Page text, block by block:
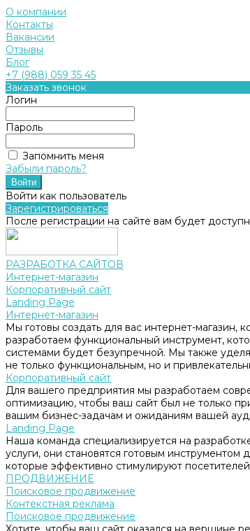
О компании
Контакты
Вакансии
Отзывы
Блог
+7 (988) 059 35 45
Заказать звонок
Логин
Пароль
Запомнить меня
Забыли пароль?
Войти как пользователь
Зарегистрироваться
После регистрации на сайте вам будет
РАЗРАБОТКА САЙТОВ
Интернет-магазин
Корпоративный сайт
Landing Page
Интернет-магазин
Мы готовы создать для вас интернет-магазин,
разработаем функциональный инструмент,
системами будет безупречной. Мы также
не только функциональным, но и
Корпоративный сайт
Для вашего предприятия мы разработаем
оптимизацию, чтобы ваш сайт был не только
вашим бизнес-задачам и ожиданиям вашей
Landing Page
Наша команда специализируется на
услуги, они становятся готовым
которые эффективно стимулируют
ПРОДВИЖЕНИЕ
Поисковое продвижение
Контекстная реклама
Поисковое продвижение